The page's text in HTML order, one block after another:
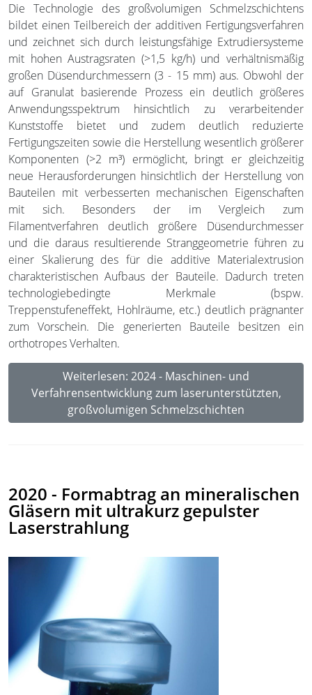
Die Technologie des großvolumigen Schmelzschichtens
bildet einen Teilbereich der additiven Fertigungsverfahren
und zeichnet sich durch leistungsfähige Extrudiersysteme
mit hohen Austragsraten (>1,5 kg/h) und verhältnismäßig
großen Düsendurchmessern (3 - 15 mm) aus. Obwohl der
auf Granulat basierende Prozess ein deutlich größeres
Anwendungsspektrum hinsichtlich zu verarbeitender
Kunststoffe bietet und zudem deutlich reduzierte
Fertigungszeiten sowie die Herstellung wesentlich größerer
Komponenten (>2 m³) ermöglicht, bringt er gleichzeitig
neue Herausforderungen hinsichtlich der Herstellung von
Bauteilen mit verbesserten mechanischen Eigenschaften
mit sich. Besonders der im Vergleich zum
Filamentverfahren deutlich größere Düsendurchmesser
und die daraus resultierende Stranggeometrie führen zu
einer Skalierung des für die additive Materialextrusion
charakteristischen Aufbaus der Bauteile. Dadurch treten
technologiebedingte Merkmale (bspw.
Treppenstufeneffekt, Hohlräume, etc.) deutlich prägnanter
zum Vorschein. Die generierten Bauteile besitzen ein
orthotropes Verhalten.
Weiterlesen: 2024 - Maschinen- und
Verfahrensentwicklung zum laserunterstützten,
großvolumigen Schmelzschichten
2020 - Formabtrag an mineralischen
Gläsern mit ultrakurz gepulster
Laserstrahlung